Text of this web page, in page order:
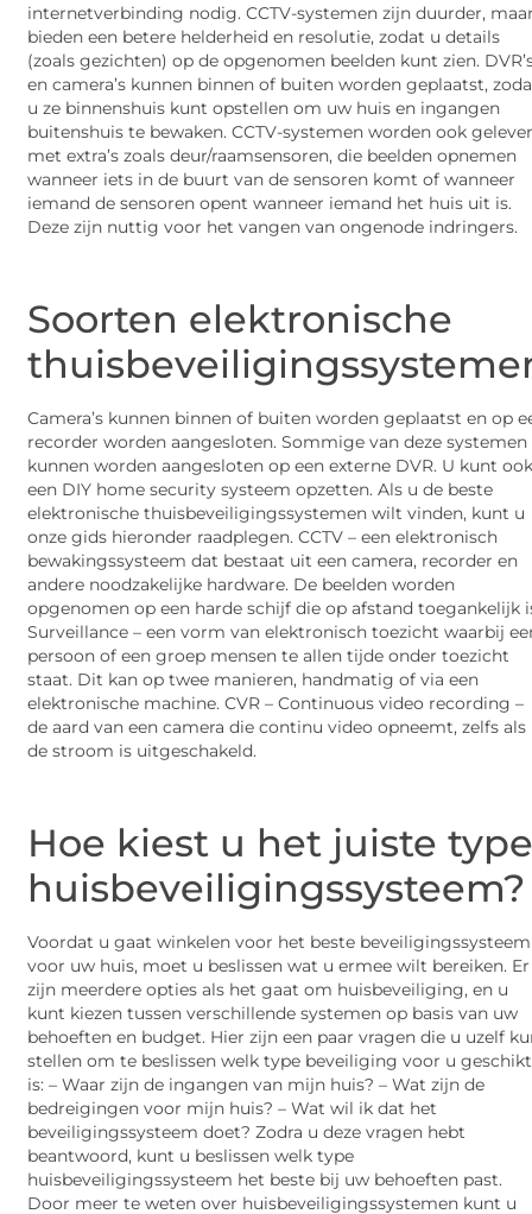
internetverbinding nodig. CCTV-systemen zijn duurder,
bieden een betere helderheid en resolutie, zodat u details
(zoals gezichten) op de opgenomen beelden kunt zien.
en camera’s kunnen binnen of buiten worden geplaatst,
u ze binnenshuis kunt opstellen om uw huis en ingangen
buitenshuis te bewaken. CCTV-systemen worden ook
met extra’s zoals deur/raamsensoren, die beelden opnemen
wanneer iets in de buurt van de sensoren komt of wanneer
iemand de sensoren opent wanneer iemand het huis uit is.
Deze zijn nuttig voor het vangen van ongenode indringers.
Soorten elektronische
Camera’s kunnen binnen of buiten worden geplaatst en op
recorder worden aangesloten. Sommige van deze systemen
kunnen worden aangesloten op een externe DVR. U kunt
een DIY home security systeem opzetten. Als u de beste
elektronische thuisbeveiligingssystemen wilt vinden, kunt u
onze gids hieronder raadplegen. CCTV – een elektronisch
bewakingssysteem dat bestaat uit een camera, recorder en
andere noodzakelijke hardware. De beelden worden
opgenomen op een harde schijf die op afstand toegankelijk
Surveillance – een vorm van elektronisch toezicht waarbij
persoon of een groep mensen te allen tijde onder toezicht
staat. Dit kan op twee manieren, handmatig of via een
elektronische machine. CVR – Continuous video recording –
de aard van een camera die continu video opneemt, zelfs als
de stroom is uitgeschakeld.
Hoe kiest u het juiste
huisbeveiligingssysteem?
Voordat u gaat winkelen voor het beste beveiligingssysteem
voor uw huis, moet u beslissen wat u ermee wilt bereiken. Er
zijn meerdere opties als het gaat om huisbeveiliging, en u
kunt kiezen tussen verschillende systemen op basis van uw
behoeften en budget. Hier zijn een paar vragen die u uzelf
stellen om te beslissen welk type beveiliging voor u geschikt
is: – Waar zijn de ingangen van mijn huis? – Wat zijn de
bedreigingen voor mijn huis? – Wat wil ik dat het
beveiligingssysteem doet? Zodra u deze vragen hebt
beantwoord, kunt u beslissen welk type
huisbeveiligingssysteem het beste bij uw behoeften past.
Door meer te weten over huisbeveiligingssystemen kunt u